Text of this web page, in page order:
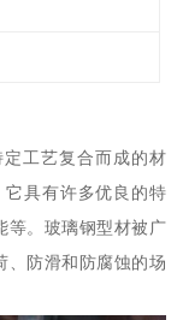
工艺复合而成的材
它具有许多优良的特
等。玻璃钢型材被广
、防滑和防腐蚀的场